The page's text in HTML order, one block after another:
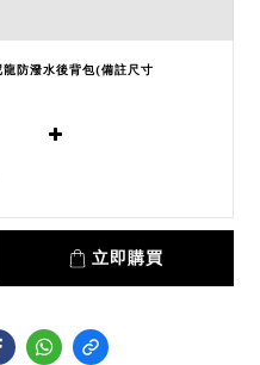
防潑水後背包(備註尺寸
立即購買